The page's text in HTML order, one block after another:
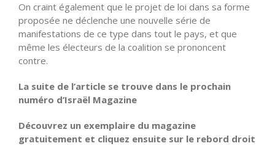
On craint également que le projet de loi dans sa forme
proposée ne déclenche une nouvelle série de
manifestations de ce type dans tout le pays, et que
même les électeurs de la coalition se prononcent
contre.
La suite de l’article se trouve dans le prochain
numéro d’Israël Magazine
Découvrez un exemplaire du magazine
gratuitement et cliquez ensuite sur le rebord droit